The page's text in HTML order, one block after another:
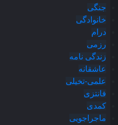
جنگی
خانوادگی
درام
رزمی
زندگی نامه
عاشقانه
علمی-تخیلی
فانتزی
کمدی
ماجراجویی